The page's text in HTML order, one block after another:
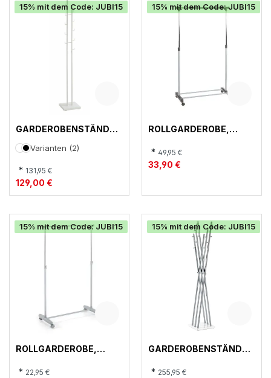
15% mit dem Code: JUBI15
GARDEROBENSTÄNDER
Varianten (2)
* 131,95 €
129,00 €
15% mit dem Code: JUBI15
ROLLGARDEROBE,
* 49,95 €
33,90 €
15% mit dem Code: JUBI15
ROLLGARDEROBE,
* 22,95 €
15% mit dem Code: JUBI15
GARDEROBENSTÄNDER
* 255,95 €